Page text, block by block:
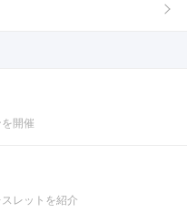
開催
レットを紹介